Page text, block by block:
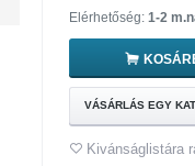
Elérhetőség: 1-2
VÁSÁRLÁS EGY
Kivánságlistára